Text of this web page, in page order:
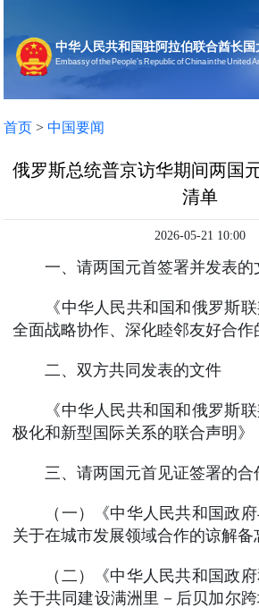
中华人民共和国驻阿拉伯联合酋长国
Embassy of the People’s Republic of China in the United
首页 >中国要闻
俄罗斯总统普京访华期间两国
清单
2026-05-21 10:00
一、请两国元首签署并发表的
《中华人民共和国和俄罗斯
全面战略协作、深化睦邻友好合作
二、双方共同发表的文件
《中华人民共和国和俄罗斯
极化和新型国际关系的联合声明》
三、请两国元首见证签署的合
（一）《中华人民共和国政
关于在城市发展领域合作的谅解备
（二）《中华人民共和国政
关于共同建设满洲里－后贝加尔